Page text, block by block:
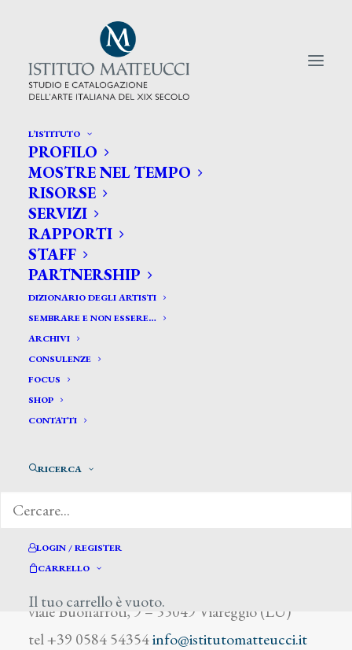
L’ISTITUTO
PROFILO
MOSTRE NEL TEMPO
RISORSE
SERVIZI
RAPPORTI
STAFF
PARTNERSHIP
DIZIONARIO DEGLI ARTISTI
SEMBRARE E NON ESSERE…
ARCHIVI
CONSULENZE
FOCUS
SHOP
CONTATTI
RICERCA
LOGIN / REGISTER
CARRELLO
Il tuo carrello è vuoto.
CERCA TRA GLI ARTISTI:
Search
for:
Biglioli Mario
viale Buonarroti, 9 – 55049 Viareggio (LU)
tel +39 0584 54354info@istitutomatteucci.it